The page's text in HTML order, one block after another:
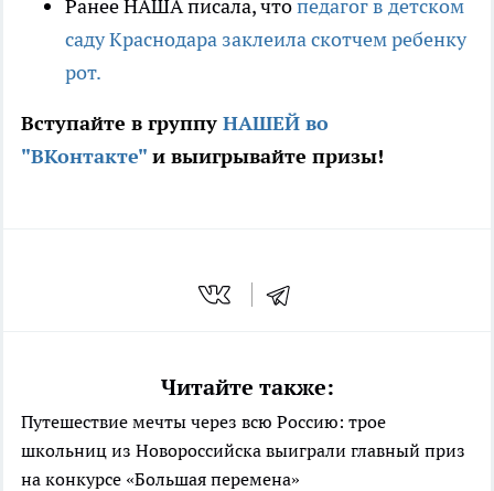
Ранее НАША писала, чтопедагог в детском
саду Краснодара заклеила скотчем ребенку
рот.
Вступайте в группу НАШЕЙ во
"ВКонтакте" и выигрывайте призы!
Читайте также:
Путешествие мечты через всю Россию: трое
школьниц из Новороссийска выиграли главный приз
на конкурсе «Большая перемена»